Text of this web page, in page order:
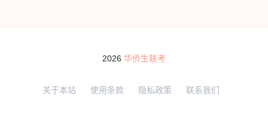
2026 华侨生联考
关于本站 使用条款 隐私政策 联系我们